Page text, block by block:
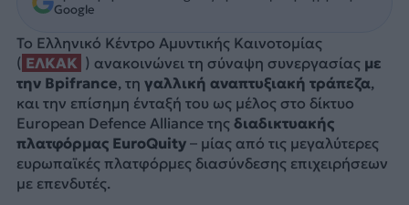
Google
Το Ελληνικό Κέντρο Αμυντικής Καινοτομίας
( ΕΛΚΑΚ ) ανακοινώνει τη σύναψη συνεργασίας με
την Bpifrance, τη γαλλική αναπτυξιακή τράπεζα,
και την επίσημη ένταξή του ως μέλος στο δίκτυο
European Defence Alliance της διαδικτυακής
πλατφόρμας EuroQuity– μίας από τις μεγαλύτερες
ευρωπαϊκές πλατφόρμες διασύνδεσης επιχειρήσεων
με επενδυτές.